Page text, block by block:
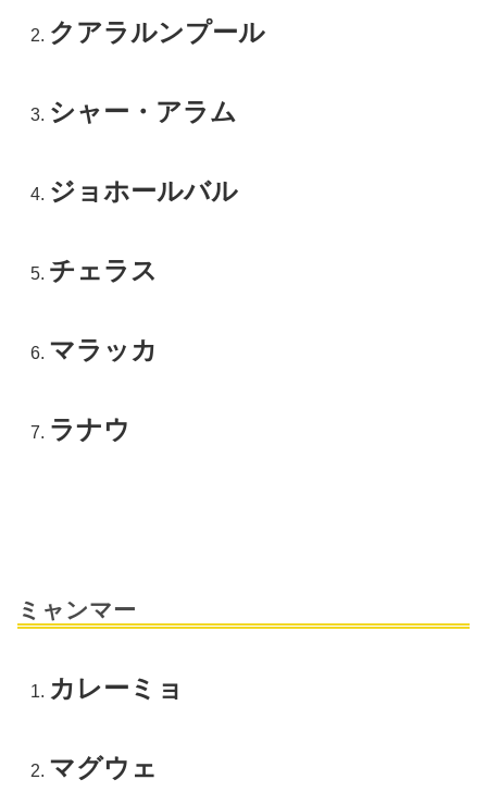
クアラルンプール
シャー・アラム
ジョホールバル
チェラス
マラッカ
ラナウ
ミャンマー
カレーミョ
マグウェ